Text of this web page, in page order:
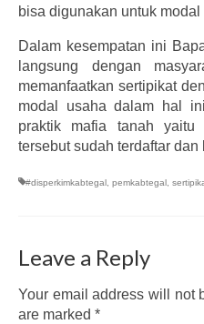
bisa digunakan untuk
Dalam kesempatan ini
langsung dengan
memanfaatkan sertipikat
modal usaha dalam hal
praktik mafia tanah yaitu
tersebut sudah terdaftar dan
#disperkimkabtegal pemkabtegal
Leave a Reply
Your email address will not
are marked *